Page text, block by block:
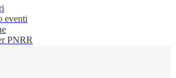
eventi
PNRR